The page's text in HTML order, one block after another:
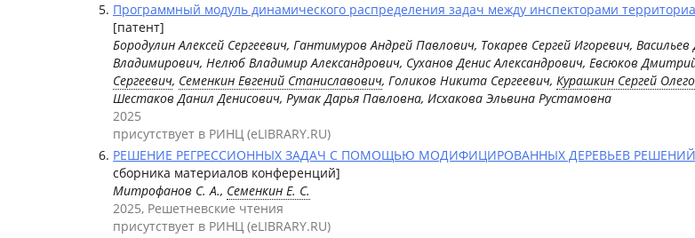
Программный модуль динамического распределения задач между инспекторами
[патент]
Бородулин Алексей Сергеевич, Гантимуров Андрей Павлович, Токарев Сергей Игоревич,
Владимирович, Нелюб Владимир Александрович, Суханов Денис Александрович, Евсюков
Сергеевич, Семенкин Евгений Станиславович, Голиков Никита Сергеевич, Курашкин Сергей
Шестаков Данил Денисович, Румак Дарья Павловна, Исхакова Эльвина Рустамовна
2025
присутствует в РИНЦ (eLIBRARY.RU)
РЕШЕНИЕ РЕГРЕССИОННЫХ ЗАДАЧ С ПОМОЩЬЮ МОДИФИЦИРОВАННЫХ ДЕРЕВЬЕВ РЕШЕНИЙ :
сборника материалов конференций]
Митрофанов С. А., Семенкин Е. С.
2025, Решетневские чтения
присутствует в РИНЦ (eLIBRARY.RU)